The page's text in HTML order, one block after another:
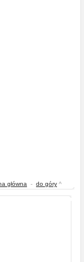
główna - do góry ^